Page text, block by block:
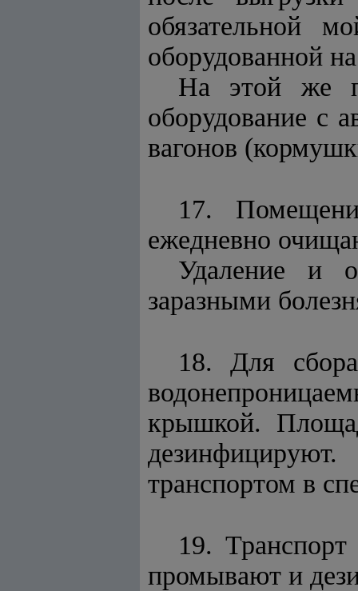
обязательной
оборудованной
На этой же
оборудование с
вагонов
17.
ежедневно
Удаление и
заразными
18. Для
крышкой.
транспортом в
19.
промывают и